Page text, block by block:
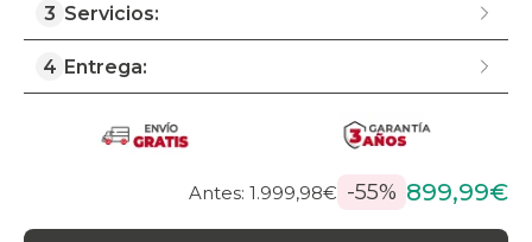
3 Servicios:
4 Entrega:
Antes: 1.999,98€ -55% 899,99€